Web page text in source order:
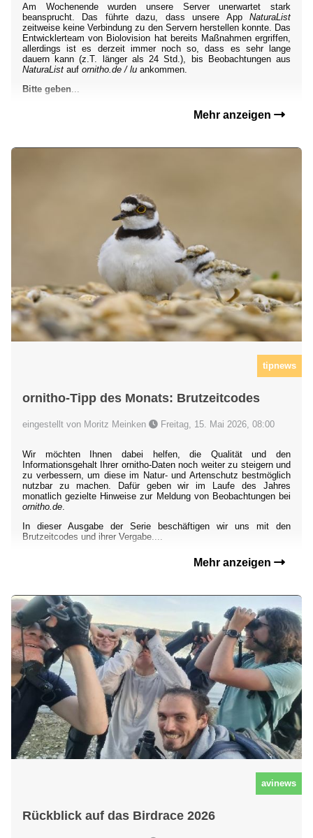
Am Wochenende wurden unsere Server unerwartet stark
beansprucht. Das führte dazu, dass unsere App NaturaList
zeitweise keine Verbindung zu den Servern herstellen konnte. Das
Entwicklerteam von Biolovision hat bereits Maßnahmen ergriffen,
allerdings ist es derzeit immer noch so, dass es sehr lange
dauern kann (z.T. länger als 24 Std.), bis Beobachtungen aus
NaturaList auf ornitho.de / lu ankommen.
Bitte geben
Mehr anzeigen
tipnews
ornitho-Tipp des Monats: Brutzeitcodes
eingestellt von Moritz Meinken Freitag, 15. Mai 2026, 08:00
Wir möchten Ihnen dabei helfen, die Qualität und den
Informationsgehalt Ihrer ornitho-Daten noch weiter zu steigern und
zu verbessern, um diese im Natur- und Artenschutz bestmöglich
nutzbar zu machen. Dafür geben wir im Laufe des Jahres
monatlich gezielte Hinweise zur Meldung von Beobachtungen bei
ornitho.de.
In dieser Ausgabe der Serie beschäftigen wir uns mit den
Brutzeitcodes und ihrer Vergabe....
Mehr anzeigen
avinews
Rückblick auf das Birdrace 2026